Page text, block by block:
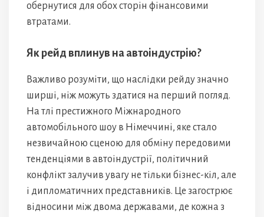
обернутися для обох сторін фінансовими
втратами.
Як рейд вплинув на автоіндустрію?
Важливо розуміти, що наслідки рейду значно
ширші, ніж можуть здатися на перший погляд.
На тлі престижного Міжнародного
автомобільного шоу в Німеччині, яке стало
незвичайною сценою для обміну передовими
тенденціями в автоіндустрії, політичний
конфлікт залучив увагу не тільки бізнес-кіл, але
і дипломатичних представників. Це загострює
відносини між двома державами, де кожна з